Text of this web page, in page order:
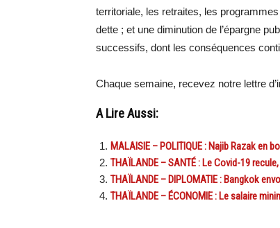
territoriale, les retraites, les
dette ; et une diminution de l’épargne
successifs, dont les conséquences
Chaque semaine, recevez notre lettre
A Lire Aussi:
MALAISIE – POLITIQUE : Najib Razak en
THAÏLANDE – SANTÉ : Le Covid-19
THAÏLANDE – DIPLOMATIE : Bangkok
THAÏLANDE – ÉCONOMIE : Le salaire